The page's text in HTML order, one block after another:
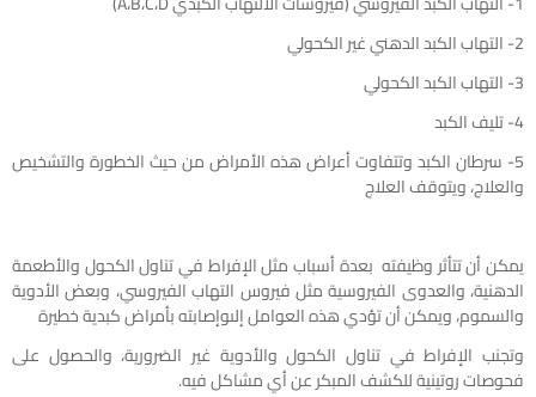
2- التهاب الكبد الدهني غير الكحولي
3- التهاب الكبد الكحولي
4- تليف الكبد
5- سرطان الكبد وتتفاوت أعراض هذه الأمراض من حيث الخطورة والتشخيص
والعلاج، ويتوقف العلاج
يمكن أن تتأثر وظيفته بعدة أسباب مثل الإفراط في تناول الكحول والأطعمة
الدهنية، والعدوى الفيروسية مثل فيروس التهاب الفيروسي، وبعض الأدوية
والسموم، ويمكن أن تؤدي هذه العوامل إلىوإصابته بأمراض كبدية خطيرة
وتجنب الإفراط في تناول الكحول والأدوية غير الضرورية، والحصول على
فحوصات روتينية للكشف المبكر عن أي مشاكل فيه.